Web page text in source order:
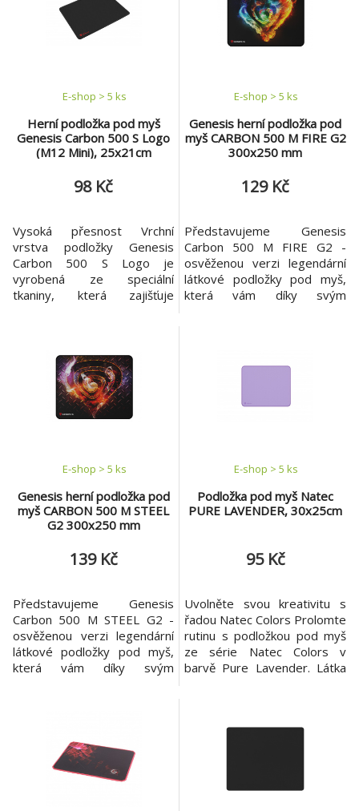
myši tak bude ještě
příjemnější. Díky optimálním
Herní podložka pod myš
Genesis Carbon 500 S Logo
(M12 Mini), 25x21cm
E-shop > 5 ks
98 Kč
Vysoká přesnost Vrchní
vrstva podložky Genesis
Carbon 500 S Logo je
vyrobená ze speciální
tkaniny, která zajišťuje
co ulehčuje pohyb.
Protiskluzová spodní vrstva
Dolní část podložky je
pokrytá gumovou
protiskluzovou vrstvou, díky
Genesis herní podložka pod
myš CARBON 500 M FIRE G2
300x250 mm
E-shop > 5 ks
129 Kč
Představujeme Genesis
Carbon 500 M FIRE G2 -
osvěženou verzi legendární
látkové podložky pod myš,
která vám díky svým
řešení a rozhodněte se pro
Genesis herní podložka pod
myš CARBON 500 M STEEL
G2 300x250 mm
E-shop > 5 ks
139 Kč
Představujeme Genesis
Carbon 500 M STEEL G2 -
osvěženou verzi legendární
látkové podložky pod myš,
která vám díky svým
bez problémů začlení do vaší
sestavy. Zvolte osvědčené
řešení a rozhodněte se pro
Podložka pod myš Natec
PURE LAVENDER, 30x25cm
E-shop > 5 ks
95 Kč
Uvolněte svou kreativitu s
řadou Natec Colors Prolomte
rutinu s podložkou pod myš
ze série Natec Colors v
barvě Pure Lavender. Látka
optimálním rozměrům
dekorativním prvkem, kt